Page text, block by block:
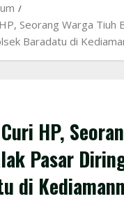
Seorang Warga Tiuh
Baradatu di
HP,
Pasar
di